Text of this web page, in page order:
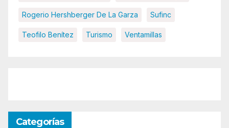
Rogerio Hershberger De La Garza Sufinc
Teofilo Benítez Turismo Ventamillas
Categorías